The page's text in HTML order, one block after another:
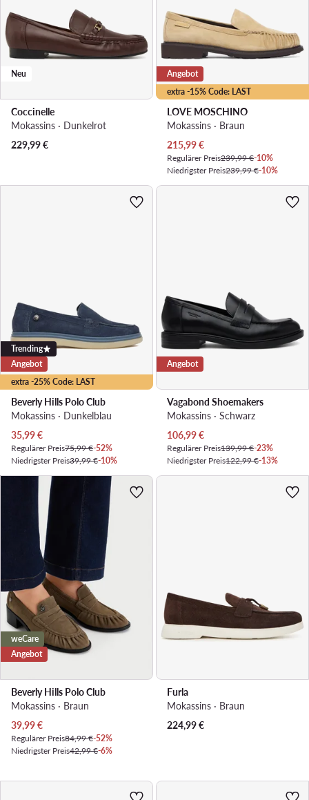
Neu
Coccinelle
Mokassins · Dunkelrot
229,99€
extra -15% Code: LAST
Angebot
LOVE MOSCHINO
Mokassins · Braun
Aktueller Preis
215,99€
Regulärer Preis239,99 €-10%
Niedrigster Preis239,99 €-10%
extra -25% Code: LAST
Trending
Angebot
Beverly Hills Polo Club
Mokassins · Dunkelblau
Aktueller Preis
35,99€
Regulärer Preis75,99 €-52%
Niedrigster Preis39,99 €-10%
Angebot
Vagabond Shoemakers
Mokassins · Schwarz
Aktueller Preis
106,99€
Regulärer Preis139,99 €-23%
Niedrigster Preis122,99 €-13%
weCare
Angebot
Beverly Hills Polo Club
Mokassins · Braun
Aktueller Preis
39,99€
Regulärer Preis84,99 €-52%
Niedrigster Preis42,99 €-6%
Furla
Mokassins · Braun
224,99€